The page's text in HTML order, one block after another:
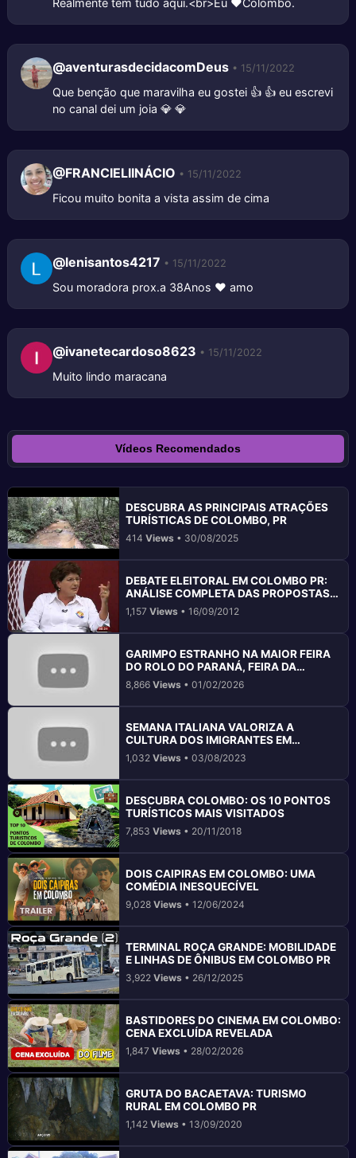
@aventurasdecidacomDeus • 15/11/2022
Que benção que maravilha eu gostei 👍 👍 eu escrevi
no canal dei um joia 💎 💎
@FRANCIELIINÁCIO • 15/11/2022
Ficou muito bonita a vista assim de cima
@lenisantos4217 • 15/11/2022
Sou moradora prox.a 38Anos ❤ amo
@ivanetecardoso8623 • 15/11/2022
Muito lindo maracana
Vídeos Recomendados
DESCUBRA AS PRINCIPAIS ATRAÇÕES
TURÍSTICAS DE COLOMBO, PR
414Views • 30/08/2025
DEBATE ELEITORAL EM COLOMBO PR:
ANÁLISE COMPLETA DAS PROPOSTAS
DOS CANDIDATOS
1,157Views • 16/09/2012
GARIMPO ESTRANHO NA MAIOR FEIRA
DO ROLO DO PARANÁ, FEIRA DA
PEDRINHA
8,866Views • 01/02/2026
SEMANA ITALIANA VALORIZA A
CULTURA DOS IMIGRANTES EM
COLOMBO
1,032Views • 03/08/2023
DESCUBRA COLOMBO: OS 10 PONTOS
TURÍSTICOS MAIS VISITADOS
7,853Views • 20/11/2018
DOIS CAIPIRAS EM COLOMBO: UMA
COMÉDIA INESQUECÍVEL
9,028Views • 12/06/2024
TERMINAL ROÇA GRANDE: MOBILIDADE
E LINHAS DE ÔNIBUS EM COLOMBO PR
3,922Views • 26/12/2025
BASTIDORES DO CINEMA EM COLOMBO:
CENA EXCLUÍDA REVELADA
1,847Views • 28/02/2026
GRUTA DO BACAETAVA: TURISMO
RURAL EM COLOMBO PR
1,142Views • 13/09/2020